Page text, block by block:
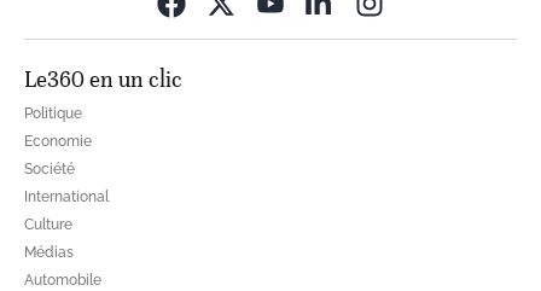
Le360 en un clic
Politique
Economie
Société
International
Culture
Médias
Automobile